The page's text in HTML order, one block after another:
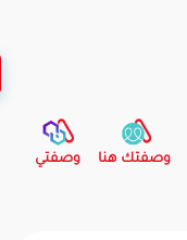
وصفتك هنا وصفتي